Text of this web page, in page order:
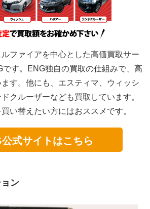
ファイアを中心とした高価買取サー
です。ENG独自の買取の仕組みで、高
す。他にも、エスティマ、ウィッシ
クルーザーなども買取しています。
い替えたい方にはおススメです。
公式サイトはこちら
ン